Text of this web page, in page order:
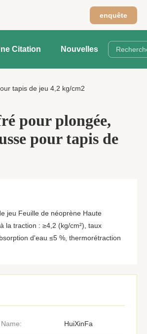
enquête
Citation Nouvelles
tapis de jeu 4,2 kg/cm2
pour plongée,
pour tapis de
jeu Feuille de néoprène Haute
la traction : ≥4,2 (kg/cm²), taux
d'eau ≤5 %, thermorétraction
HuiXinFa